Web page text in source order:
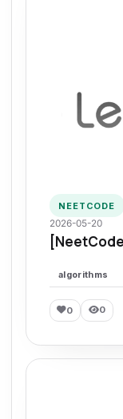
NEETCODE
2026-05-20
algorithms
0 0